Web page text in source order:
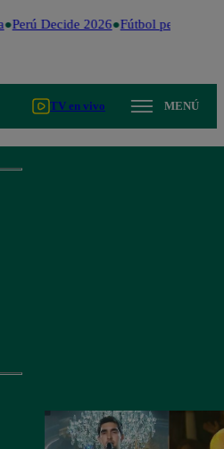
Perú Decide 2026 Fútbol peruano
TV en vivo MENÚ